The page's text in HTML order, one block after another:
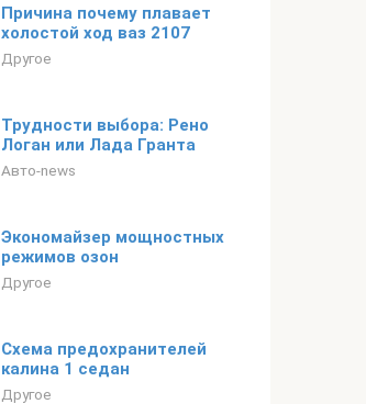
Причина почему плавает
холостой ход ваз 2107
Другое
Трудности выбора: Рено
Логан или Лада Гранта
Авто-news
Экономайзер мощностных
режимов озон
Другое
Схема предохранителей
калина 1 седан
Другое